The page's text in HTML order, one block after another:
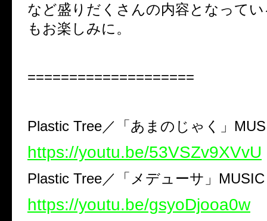
など盛りだくさんの内容となって
もお楽しみに。
====================
Plastic Tree／「あまのじゃく」
https://youtu.be/53VSZv9XVvU
Plastic Tree／「メデューサ」
https://youtu.be/gsyoDjooa0w